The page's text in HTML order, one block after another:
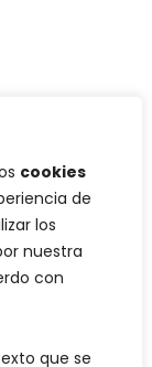
cookies
de
los
nuestra
con
que se